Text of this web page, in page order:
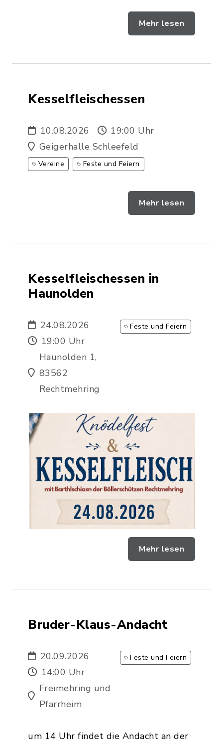
Mehr lesen
Kesselfleischessen
10.08.2026
19:00 Uhr
Geigerhalle Schleefeld
Vereine Feste und Feiern
Mehr lesen
Kesselfleischessen in
Haunolden
24.08.2026
19:00 Uhr
Haunolden 1,
83562
Rechtmehring
Feste und Feiern
Mehr lesen
Bruder-Klaus-Andacht
20.09.2026
14:00 Uhr
Freimehring und
Pfarrheim
Feste und Feiern
um 14 Uhr findet die Andacht an der